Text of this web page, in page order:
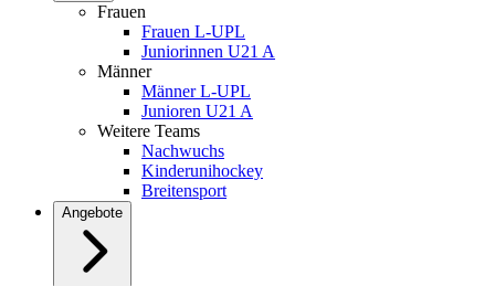
Frauen
Frauen L-UPL
Juniorinnen U21 A
Männer
Männer L-UPL
Junioren U21 A
Weitere Teams
Nachwuchs
Kinderunihockey
Breitensport
Angebote